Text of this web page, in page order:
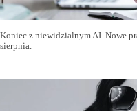
Koniec z niewidzialnym AI. Nowe
sierpnia.